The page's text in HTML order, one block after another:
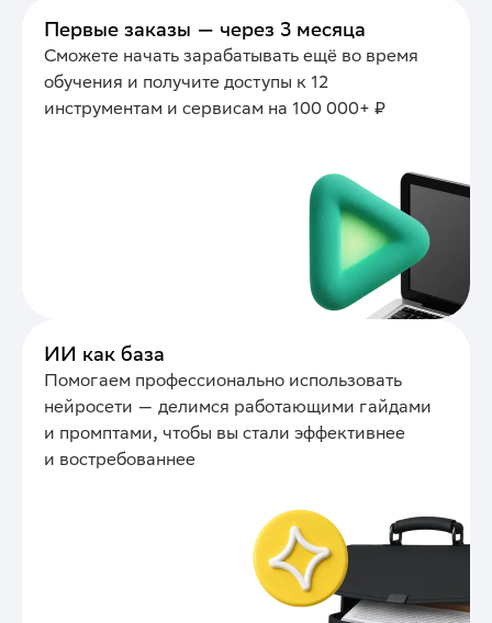
Первые заказы — через 3 месяца
Сможете начать зарабатывать ещё во время
обучения и получите доступы к 12
инструментам и сервисам на 100 000+ ₽
ИИ как база
Помогаем профессионально использовать
нейросети — делимся работающими гайдами
и промптами, чтобы вы стали эффективнее
и востребованнее